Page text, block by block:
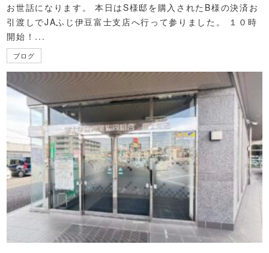
お世話になります。 本日はS様邸を購入されたB様の決済お
引渡しでJAふじ伊豆富士支店へ行って参りました。 １０時
開始！...
ブログ